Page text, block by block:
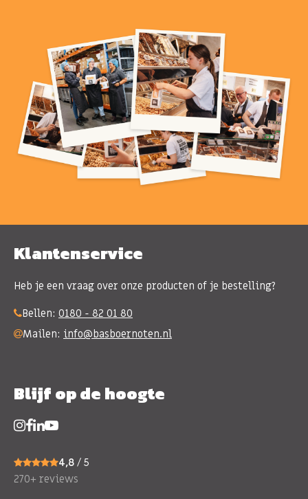
Klantenservice
Heb je een vraag over onze producten of je bestelling?
Bellen: 0180 - 82 01 80
Mailen: info@basboernoten.nl
Blijf op de hoogte
4,8 / 5
270+ reviews